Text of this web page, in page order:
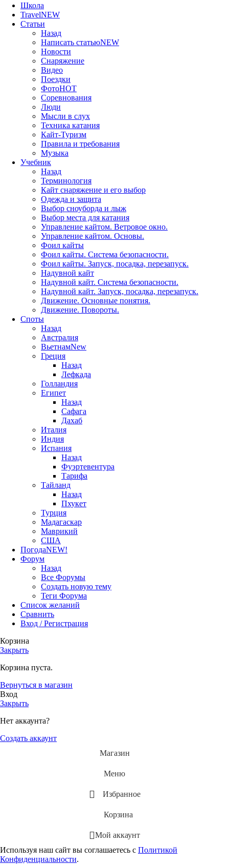
Школа
TravelNEW
Статьи
Назад
Написать статьюNEW
Новости
Снаряжение
Видео
Поездки
ФотоHOT
Соревнования
Люди
Мысли в слух
Техника катания
Кайт-Туризм
Правила и требования
Музыка
Учебник
Назад
Терминология
Кайт снаряжение и его выбор
Одежда и защита
Выбор сноуборда и лыж
Выбор места для катания
Управление кайтом. Ветровое окно.
Управление кайтом. Основы.
Фоил кайты
Фоил кайты. Система безопасности.
Фоил кайты. Запуск, посадка, перезапуск.
Надувной кайт
Надувной кайт. Система безопасности.
Надувной кайт. Запуск, посадка, перезапуск.
Движение. Основные понятия.
Движение. Повороты.
Споты
Назад
Австралия
ВьетнамNew
Греция
Назад
Лефкада
Голландия
Египет
Назад
Сафага
Дахаб
Италия
Индия
Испания
Назад
Фуэртевентура
Тарифа
Тайланд
Назад
Пхукет
Турция
Мадагаскар
Маврикий
США
ПогодаNEW!
Форум
Назад
Все Форумы
Создать новую тему
Теги Форума
Список желаний
Сравнить
Вход / Регистрация
Корзина
Закрыть
Корзина пуста.
Вернуться в магазин
Вход
Закрыть
Нет аккаунта?
Создать аккаунт
Магазин
Меню
Избранное
Корзина
Мой аккаунт
Используя наш сайт вы соглашаетесь с Политикой
Конфиденциальности.